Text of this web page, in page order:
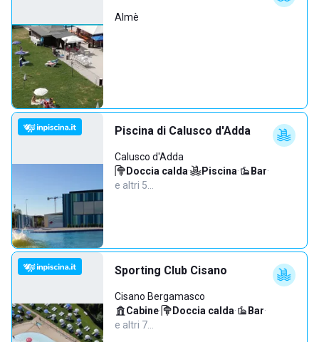
Almè
Piscina di Calusco d'Adda
Calusco d'Adda
Doccia calda· Piscina· Bar·
e altri 5…
Sporting Club Cisano
Cisano Bergamasco
Cabine· Doccia calda· Bar·
e altri 7…